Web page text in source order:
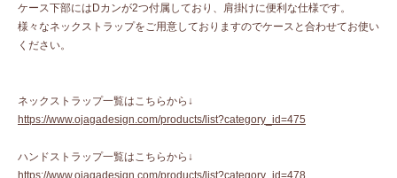
ケース下部にはDカンが2つ付属しており、肩掛けに便利な仕様です。
様々なネックストラップをご用意しておりますのでケースと合わせてお使い
ください。
ネックストラップ一覧はこちらから↓
https://www.ojagadesign.com/products/list?category_id=475
ハンドストラップ一覧はこちらから↓